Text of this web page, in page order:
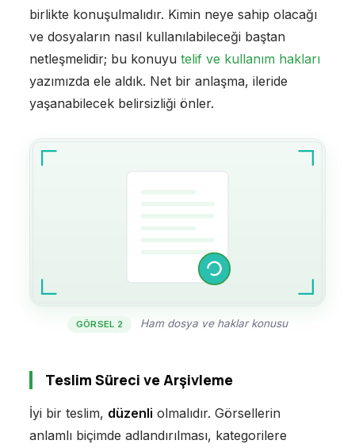
birlikte konuşulmalıdır. Kimin neye sahip olacağı
ve dosyaların nasıl kullanılabileceği baştan
netleşmelidir; bu konuyu telif ve kullanım hakları
yazımızda ele aldık. Net bir anlaşma, ileride
yaşanabilecek belirsizliği önler.
GÖRSEL 2 Ham dosya ve haklar konusu
Teslim Süreci ve Arşivleme
İyi bir teslim, düzenli olmalıdır. Görsellerin
anlamlı biçimde adlandırılması, kategorilere